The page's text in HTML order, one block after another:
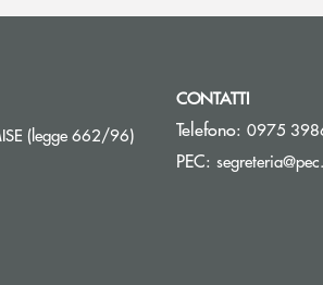
(legge 662/96)Apre una nuova finestra
CONTATTI
Telefono: 0975
PEC: